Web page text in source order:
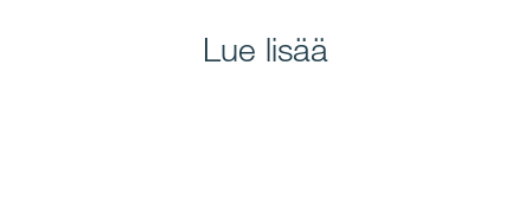
Lue lisää